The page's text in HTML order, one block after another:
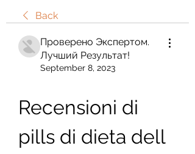
Back
Проверено Экспертом.
Лучший Результат!
September 8, 2023
Recensioni di
pills di dieta dell